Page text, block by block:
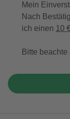
Mein
Nach
ich einen 10
Bitte